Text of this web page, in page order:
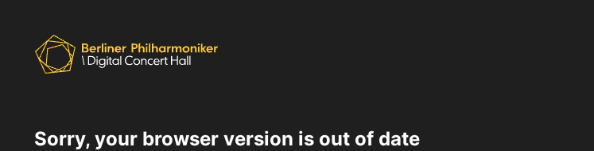
Sorry, your browser version is out of date